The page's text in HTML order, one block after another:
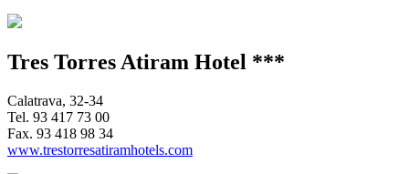
Tres Torres Atiram Hotel ***
Calatrava, 32-34
Tel. 93 417 73 00
Fax. 93 418 98 34
www.trestorresatiramhotels.com